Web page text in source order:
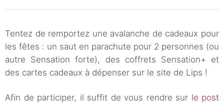
Tentez de remportez une avalanche de cadeaux pour
les fêtes : un saut en parachute pour 2 personnes (ou
autre Sensation forte), des coffrets Sensation+ et
des cartes cadeaux à dépenser sur le site de Lips !
Afin de participer, il suffit de vous rendre sur le post